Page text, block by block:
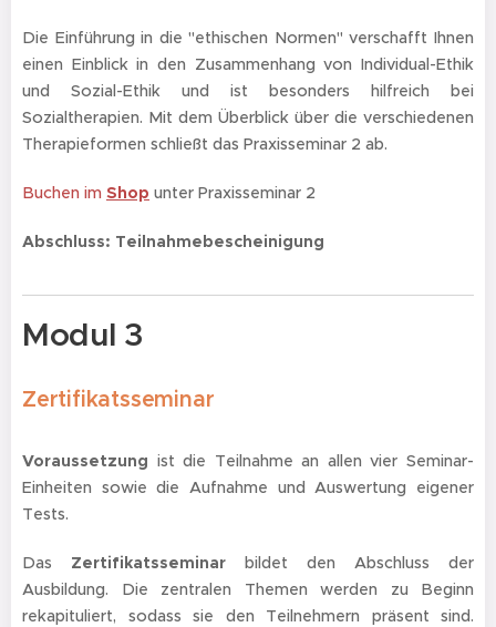
Die Einführung in die "ethischen Normen" verschafft Ihnen
einen Einblick in den Zusammenhang von Individual-Ethik
und Sozial-Ethik und ist besonders hilfreich bei
Sozialtherapien. Mit dem Überblick über die verschiedenen
Therapieformen schließt das Praxisseminar 2 ab.
Buchen im Shop unter Praxisseminar 2
Abschluss: Teilnahmebescheinigung
Modul 3
Zertifikatsseminar
Voraussetzung ist die Teilnahme an allen vier Seminar-
Einheiten sowie die Aufnahme und Auswertung eigener
Tests.
Das Zertifikatsseminar bildet den Abschluss der
Ausbildung. Die zentralen Themen werden zu Beginn
rekapituliert, sodass sie den Teilnehmern präsent sind.